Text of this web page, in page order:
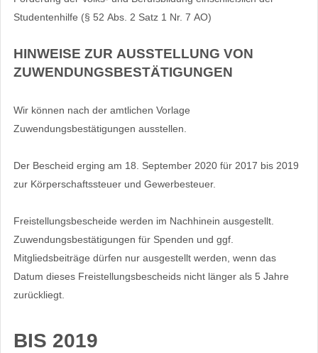
Studentenhilfe (§ 52 Abs. 2 Satz 1 Nr. 7 AO)
HINWEISE ZUR AUSSTELLUNG VON
ZUWENDUNGSBESTÄTIGUNGEN
Wir können nach der amtlichen Vorlage
Zuwendungsbestätigungen ausstellen.
Der Bescheid erging am 18. September 2020 für 2017 bis 2019
zur Körperschaftssteuer und Gewerbesteuer.
Freistellungsbescheide werden im Nachhinein ausgestellt.
Zuwendungsbestätigungen für Spenden und ggf.
Mitgliedsbeiträge dürfen nur ausgestellt werden, wenn das
Datum dieses Freistellungsbescheids nicht länger als 5 Jahre
zurückliegt.
BIS 2019